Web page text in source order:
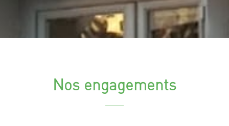
Nos engagements